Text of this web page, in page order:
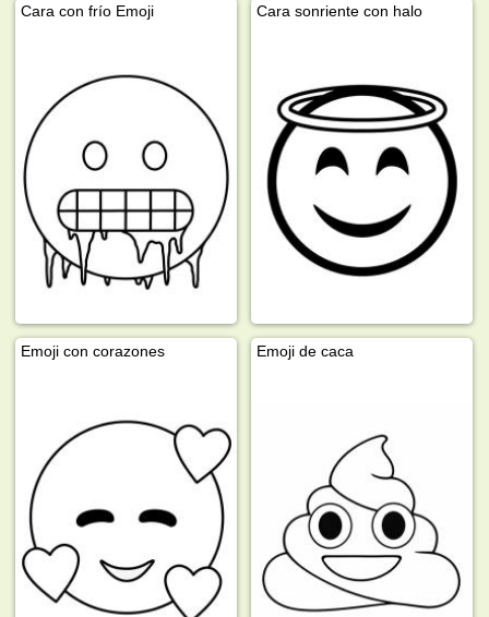
Cara con frío Emoji Cara sonriente con halo
Emoji con corazones Emoji de caca